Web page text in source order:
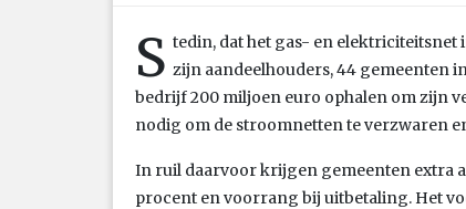
S tedin, dat het gas- en elektriciteitsnet
zijn aandeelhouders, 44 gemeenten
bedrijf 200 miljoen euro ophalen om zijn
nodig om de stroomnetten te verzwaren
In ruil daarvoor krijgen gemeenten extra
procent en voorrang bij uitbetaling. Het